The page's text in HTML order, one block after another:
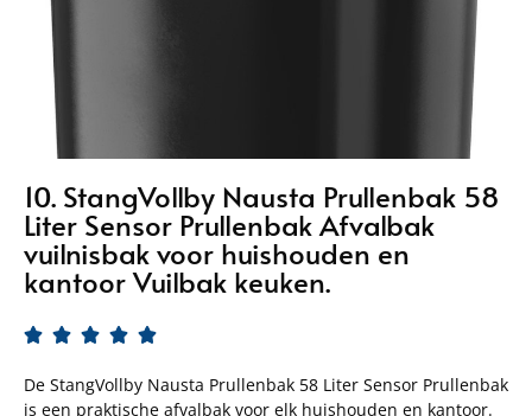
10. StangVollby Nausta Prullenbak 58
Liter Sensor Prullenbak Afvalbak
vuilnisbak voor huishouden en
kantoor Vuilbak keuken.
    
De StangVollby Nausta Prullenbak 58 Liter Sensor Prullenbak
is een praktische afvalbak voor elk huishouden en kantoor.